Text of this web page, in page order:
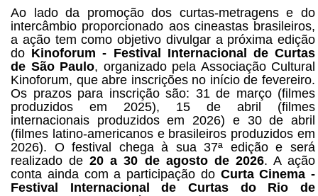
Ao lado da promoção dos curtas-metragens e do
intercâmbio proporcionado aos cineastas brasileiros,
a ação tem como objetivo divulgar a próxima edição
do Kinoforum - Festival Internacional de Curtas
de São Paulo, organizado pela Associação Cultural
Kinoforum, que abre inscrições no início de fevereiro.
Os prazos para inscrição são: 31 de março (filmes
produzidos em 2025), 15 de abril (filmes
internacionais produzidos em 2026) e 30 de abril
(filmes latino-americanos e brasileiros produzidos em
2026). O festival chega à sua 37ª edição e será
realizado de20 a 30 de agosto de 2026. A ação
conta ainda com a participação do Curta Cinema -
Festival Internacional de Curtas do Rio de